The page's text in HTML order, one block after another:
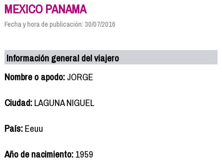
MEXICO PANAMA
Fecha y hora de publicación: 30/07/2016
Información general del viajero
Nombre o apodo:JORGE
Ciudad:LAGUNA NIGUEL
País:Eeuu
Año de nacimiento:1959